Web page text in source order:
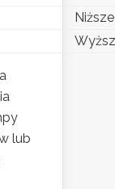
Niższe
lub